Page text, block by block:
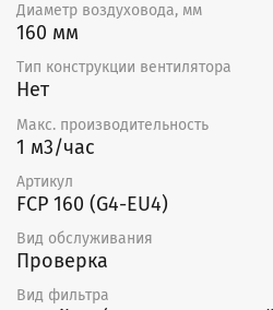
Диаметр воздуховода, мм
160 мм
Тип конструкции вентилятора
Нет
Макс. производительность
1 м3/час
Артикул
FCP 160 (G4-EU4)
Вид обслуживания
Проверка
Вид фильтра